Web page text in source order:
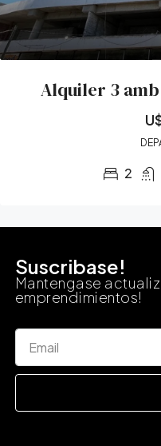
Alquiler 3
2
Suscribase!
Mantengase
emprendimientos!